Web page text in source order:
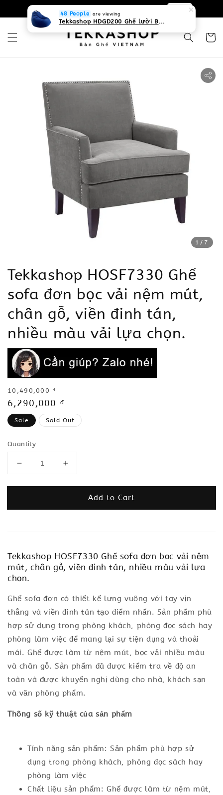
0931268840 Liên hệ với chúng tôi
1 /7
Tekkashop HOSF7330 Ghế
sofa đơn bọc vải nệm mút,
chân gỗ, viền đinh tán,
nhiều màu vải lựa chọn.
Regular
price
10,490,000 ₫
Sale
price
6,290,000 ₫
Sale Sold Out
Quantity
Add to Cart
Tekkashop HOSF7330 Ghế sofa đơn bọc vải nệm
mút, chân gỗ, viền đinh tán, nhiều màu vải lựa
chọn.
Ghế sofa đơn có thiết kế lưng vuông với tay vịn
thẳng và viền đinh tán tạo điểm nhấn. Sản phẩm phù
hợp sử dụng trong phòng khách, phòng đọc sách hay
phòng làm việc để mang lại sự tiện dụng và thoải
mái. Ghế được làm từ nệm mút, bọc vải nhiều màu
và chân gỗ. Sản phẩm đã được kiểm tra về độ an
toàn và được khuyến nghị dùng cho nhà, khách sạn
và văn phòng phẩm.
Thông số kỹ thuật của sản phẩm
Tính năng sản phẩm: Sản phẩm phù hợp sử
dụng trong phòng khách, phòng đọc sách hay
phòng làm việc
Chất liệu sản phẩm: Ghế được làm từ nệm mút,
48 People are viewing
Tekkashop HDGD200 Ghế lười Beanbag form truyền thống, chất liệu Olefin canvas kháng nước, màu xanh biển, có thể sử dụng trong nhà và cả ngoài trời, có quai xách